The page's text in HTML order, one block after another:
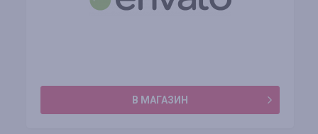
В МАГАЗИН